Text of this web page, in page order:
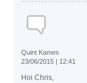
Quint Kames
23/06/2015 | 12:41
Hoi Chris,